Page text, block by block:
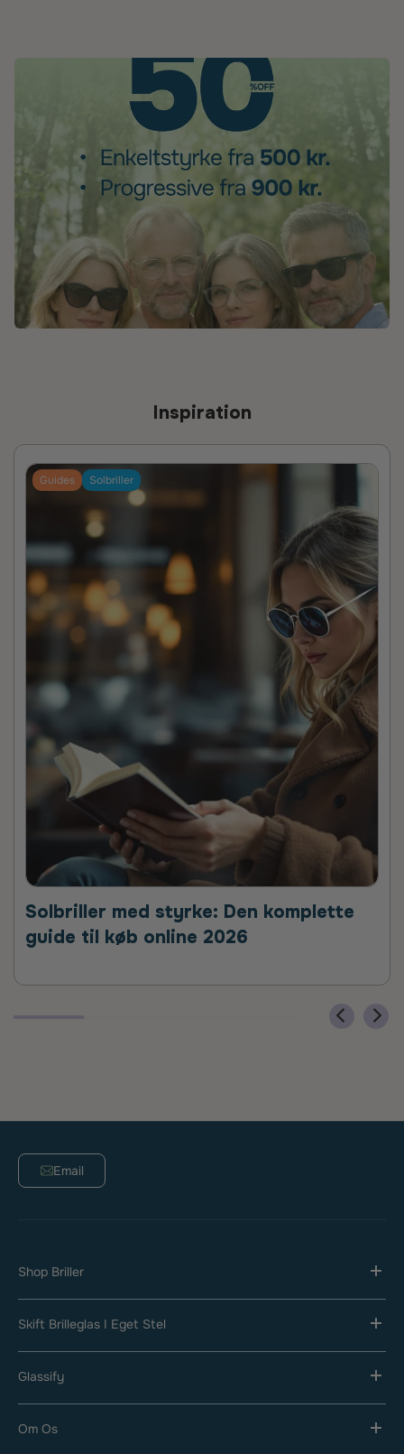
Inspiration
Guides Solbriller
Solbriller med styrke: Den komplette
guide til køb online 2026
Email
Shop Briller
Skift Brilleglas I Eget Stel
Glassify
Om Os